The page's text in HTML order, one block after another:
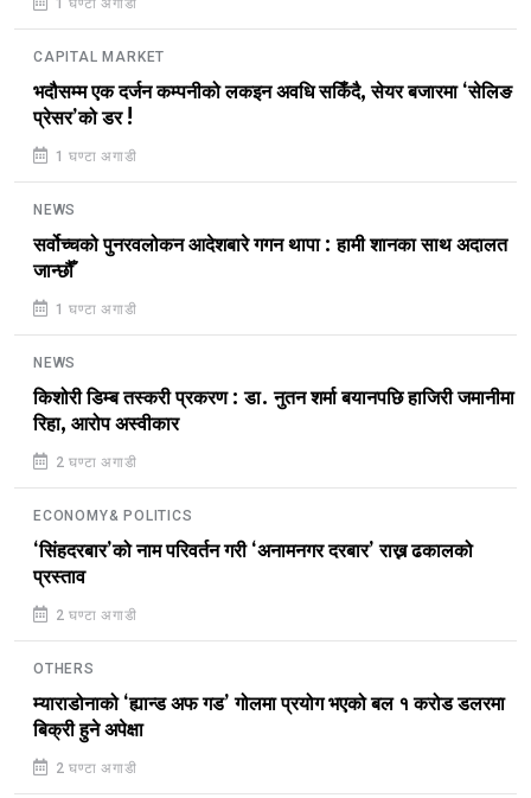
CAPITAL MARKET
भदौसम्म एक दर्जन कम्पनीको लकइन अवधि सकिँदै, सेयर बजारमा ‘सेलिङ
प्रेसर’को डर !
1 घण्टा अगाडी
NEWS
सर्वोच्चको पुनरवलोकन आदेशबारे गगन थापा : हामी शानका साथ अदालत
जान्छौँ
1 घण्टा अगाडी
NEWS
किशोरी डिम्ब तस्करी प्रकरण : डा. नुतन शर्मा बयानपछि हाजिरी जमानीमा
रिहा, आरोप अस्वीकार
2 घण्टा अगाडी
ECONOMY& POLITICS
‘सिंहदरबार’को नाम परिवर्तन गरी ‘अनामनगर दरबार’ राख्न ढकालको
प्रस्ताव
2 घण्टा अगाडी
OTHERS
म्याराडोनाको ‘ह्यान्ड अफ गड’ गोलमा प्रयोग भएको बल १ करोड डलरमा
बिक्री हुने अपेक्षा
2 घण्टा अगाडी